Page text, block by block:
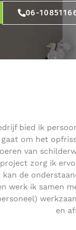
06-
bied ik
om het
van
zorg ik
kan de
werk ik samen
en